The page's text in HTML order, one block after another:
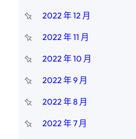
2022 年 12 月
2022 年 11 月
2022 年 10 月
2022 年 9 月
2022 年 8 月
2022 年 7 月